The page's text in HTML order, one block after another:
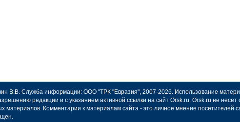
В.В. Служба информации: ООО "ТРК "Евразия", 2007-2026. Использование
редакции и с указанием активной ссылки на сайт Orsk.ru. Orsk.ru не
материалов. Комментарии к материалам сайта - это личное мнение посетителей